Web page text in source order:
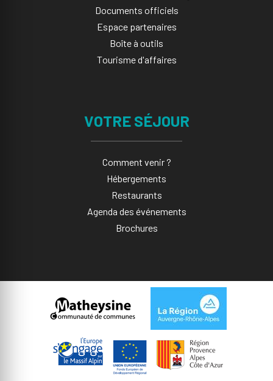
Documents officiels
Espace partenaires
Boîte à outils
Tourisme d'affaires
VOTRE SÉJOUR
Comment venir ?
Hébergements
Restaurants
Agenda des événements
Brochures